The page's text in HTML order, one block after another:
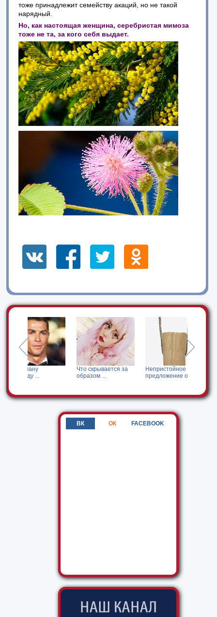
тоже принадлежит семейству акаций, но не такой
нарядный.
Но, как настоящая женщина, серебристая мимоза
тоже не та, за кого себя выдает.
Что скрывается за
образом ...
Непристойное
предложение от ...
Кого Анна
позвала ...
ВК ОК FACEBOOK